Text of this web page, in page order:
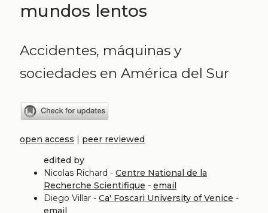
mundos lentos
Accidentes, máquinas y
sociedades en América del Sur
open access | peer reviewed
edited by
Nicolas Richard - Centre National de la
Recherche Scientifique - email
Diego Villar - Ca' Foscari University of Venice -
email